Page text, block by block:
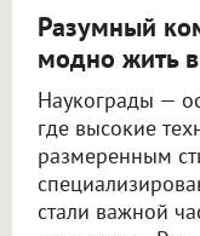
Разумный
модно жить
Наукограды —
где высокие
размеренным
стали важной